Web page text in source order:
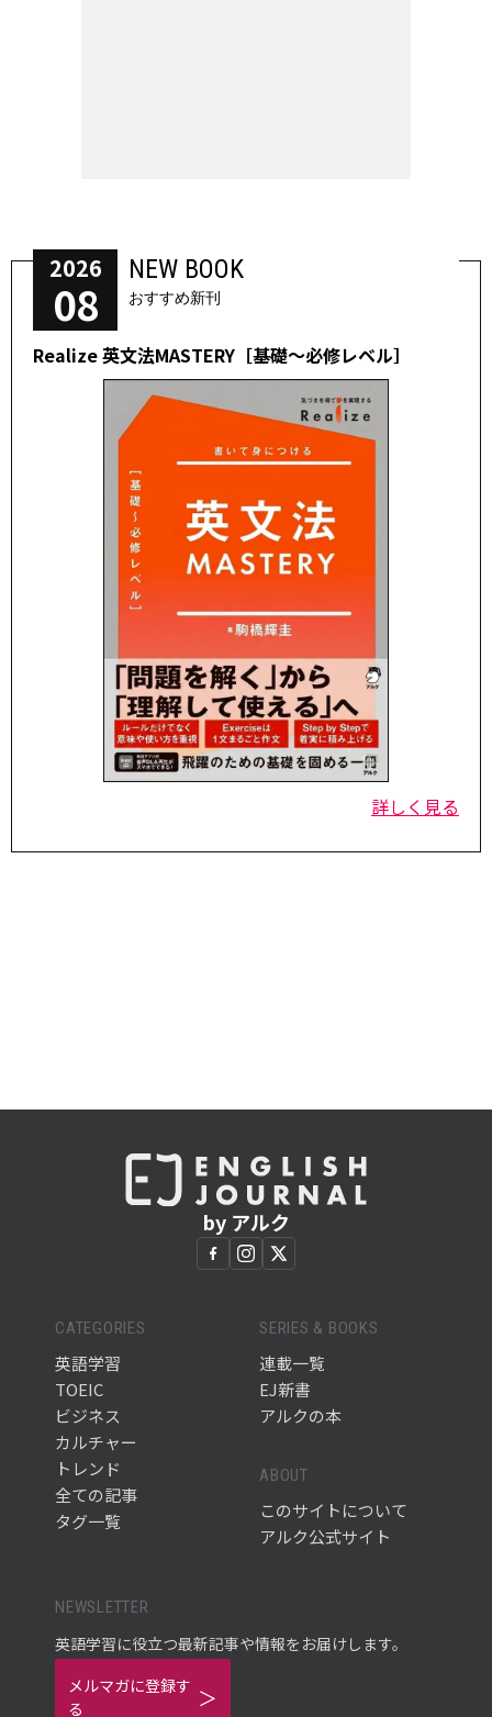
2026
08
NEW BOOK
おすすめ新刊
Realize 英文法MASTERY［基礎～必修レベル］
詳しく見る
by アルク
CATEGORIES
英語学習
TOEIC
ビジネス
カルチャー
トレンド
全ての記事
タグ一覧
SERIES & BOOKS
連載一覧
EJ新書
アルクの本
ABOUT
このサイトについて
アルク公式サイト
NEWSLETTER
英語学習に役立つ最新記事や情報をお届けします。
メルマガに登録す
る